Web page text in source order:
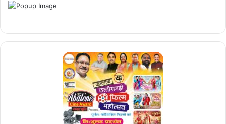
डीके सरकार में साफ है कि शुरुआत अनुभवी मंत्रियों के साथ की जाए, लेकिन
खिलाफ 'सत्ता-विरोधी लहर' को कम किया जा सके. शिवकुमार के साथ-साथ 13
मंत्रियों के शपथ लेने की संभावना है. इसके बाद कैबिनेट का बाक़ी विस्तार 8 जून
के बाद हो सकता है. राज्यसभा चुनावों के संपन्न होने के बाद कैबिनेट विस्तार होगा
ताकि पार्टी के सभी नेता एकजुट और वफ़ादार बने रहें।
नए प्रदेश अध्यक्ष का एजेंडा फाइनल